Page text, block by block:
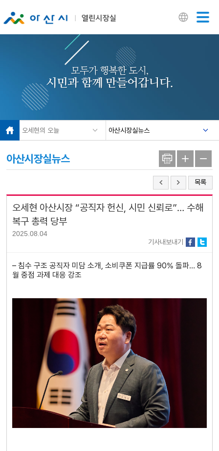
닫기
모두가 행복한 도시,
시민과 함께 만들어갑니다.
오세현의 오늘 아산시장실뉴스
아산시장실뉴스
목록
오세현 아산시장 “공직자 헌신, 시민 신뢰로”… 수해
복구 총력 당부
2025.08.04
기사내보내기
– 침수 구조 공직자 미담 소개, 소비쿠폰 지급률 90% 돌파… 8
월 중점 과제 대응 강조